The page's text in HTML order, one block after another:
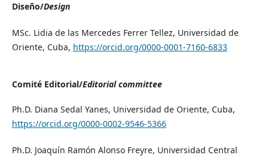
Diseño/Design
MSc. Lidia de las Mercedes Ferrer Tellez, Universidad de
Oriente, Cuba, https://orcid.org/0000-0001-7160-6833
Comité Editorial/Editorial committee
Ph.D. Diana Sedal Yanes, Universidad de Oriente, Cuba,
https://orcid.org/0000-0002-9546-5366
Ph.D. Joaquín Ramón Alonso Freyre, Universidad Central